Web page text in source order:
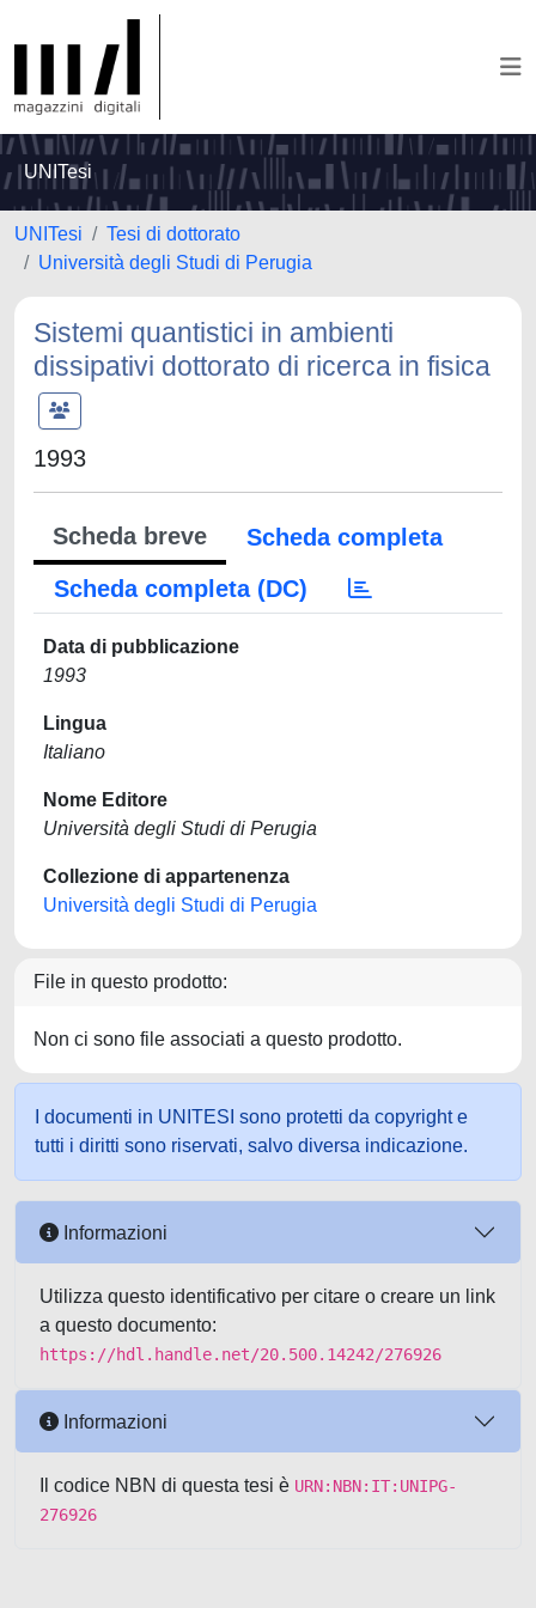
UNITesi
UNITesi
Tesi di dottorato
Università degli Studi di Perugia
Sistemi quantistici in ambienti
dissipativi dottorato di ricerca in fisica
1993
Scheda breve
Scheda completa
Scheda completa (DC)
Data di pubblicazione
1993
Lingua
Italiano
Nome Editore
Università degli Studi di Perugia
Collezione di appartenenza
Università degli Studi di Perugia
File in questo prodotto:
Non ci sono file associati a questo prodotto.
I documenti in UNITESI sono protetti da copyright e
tutti i diritti sono riservati, salvo diversa indicazione.
Informazioni
Utilizza questo identificativo per citare o creare un link
a questo documento:
https://hdl.handle.net/20.500.14242/276926
Informazioni
Il codice NBN di questa tesi è URN:NBN:IT:UNIPG-
276926